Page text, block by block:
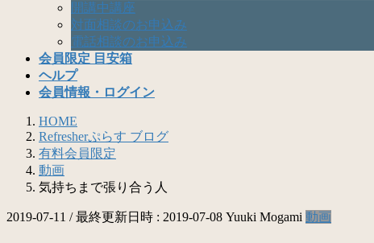
開講中講座
対面相談のお申込み
電話相談のお申込み
会員限定 目安箱
ヘルプ
会員情報・ログイン
HOME
Refresherぷらす ブログ
有料会員限定
動画
気持ちまで張り合う人
2019-07-11 / 最終更新日時 : 2019-07-08 Yuuki Mogami 動画